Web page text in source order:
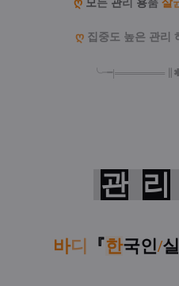
ღ 모든 관리 용품 살
ღ 집중도 높은 관리
╰╼|═══════
관 리
바디 『한국인/